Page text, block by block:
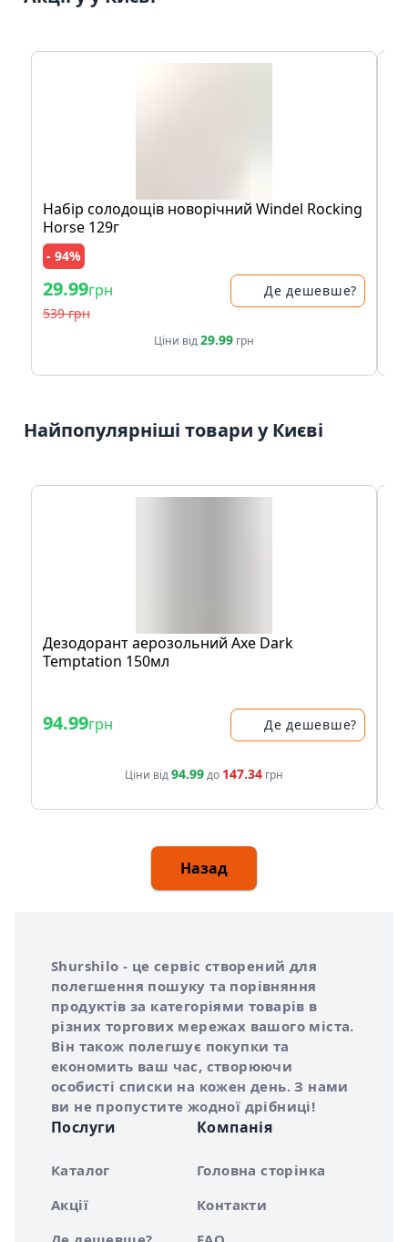
Набір солодощів новорічний Windel Rocking
Horse 129г
- 94%
29.99грн
539 грн
Де дешевше?
Ціни від29.99 грн
Найпопулярніші товари у Києві
Дезодорант аерозольний Axe Dark
Temptation 150мл
94.99грн Де дешевше?
Ціни від94.99до 147.34 грн
Назад
Про сервіс Shurshilo
Shurshilo - це сервіс створений для
полегшення пошуку та порівняння
продуктів за категоріями товарів в
різних торгових мережах вашого міста.
Він також полегшує покупки та
економить ваш час, створюючи
особисті списки на кожен день. З нами
ви не пропустите жодної дрібниці!
Послуги
Каталог
Акції
Компанія
Головна сторінка
Контакти